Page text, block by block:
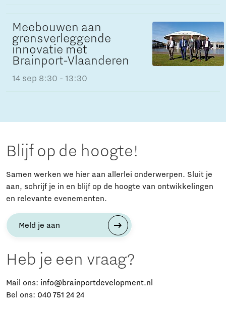
Meebouwen aan
grensverleggende
innovatie met
Brainport-Vlaanderen
14 sep 8:30 - 13:30
Blijf op de hoogte!
Samen werken we hier aan allerlei onderwerpen. Sluit je
aan, schrijf je in en blijf op de hoogte van ontwikkelingen
en relevante evenementen.
Meld je aan
Heb je een vraag?
Mail ons: info@brainportdevelopment.nl
Bel ons: 040 751 24 24